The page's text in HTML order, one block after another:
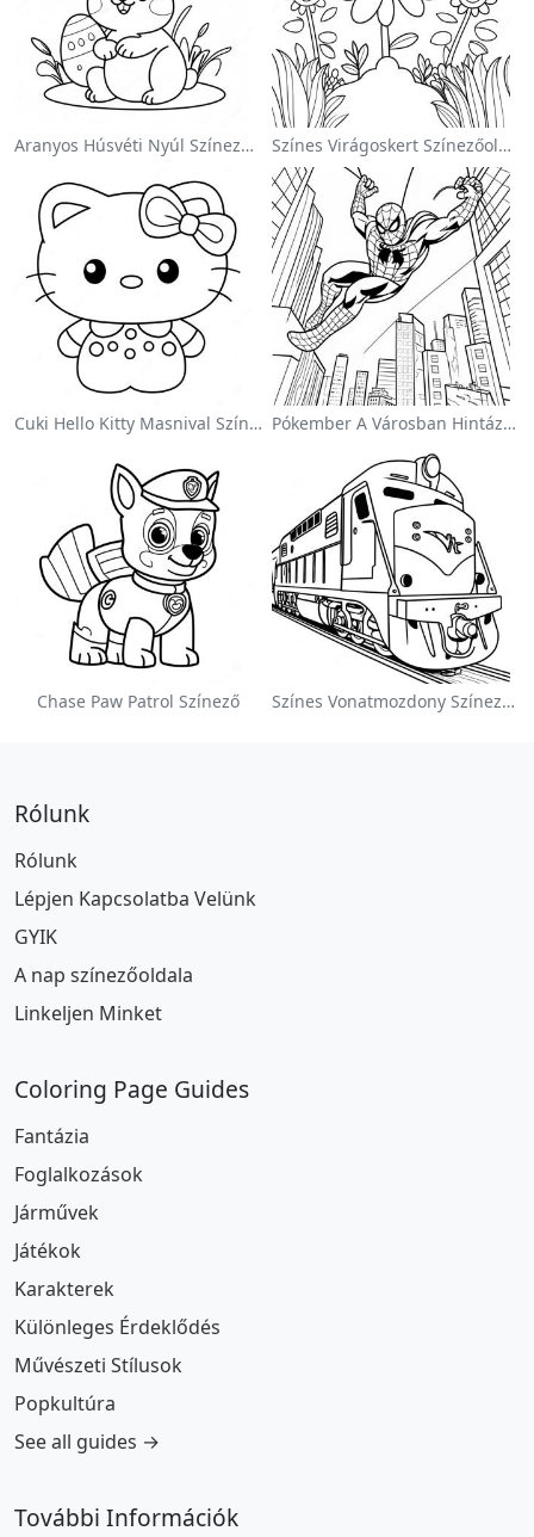
Aranyos Húsvéti Nyúl Színezőoldalon Színes Virágoskert Színezőoldalon
Cuki Hello Kitty Masnival Színezőlap Pókember A Városban Hintázva Színezőlap
Chase Paw Patrol Színező Színes Vonatmozdony Színezőlap
Rólunk
Rólunk
Lépjen Kapcsolatba Velünk
GYIK
A nap színezőoldala
Linkeljen Minket
Coloring Page Guides
Fantázia
Foglalkozások
Járművek
Játékok
Karakterek
Különleges Érdeklődés
Művészeti Stílusok
Popkultúra
See all guides →
További Információk